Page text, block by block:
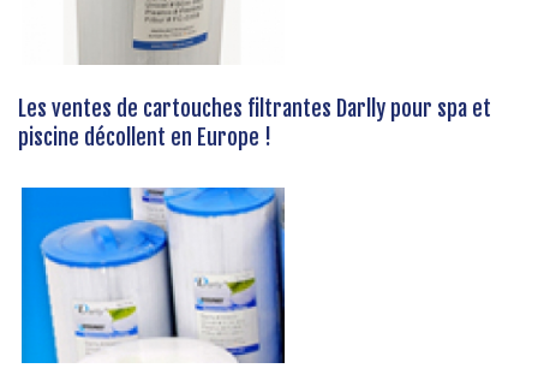
Les ventes de cartouches filtrantes Darlly pour spa et
piscine décollent en Europe !